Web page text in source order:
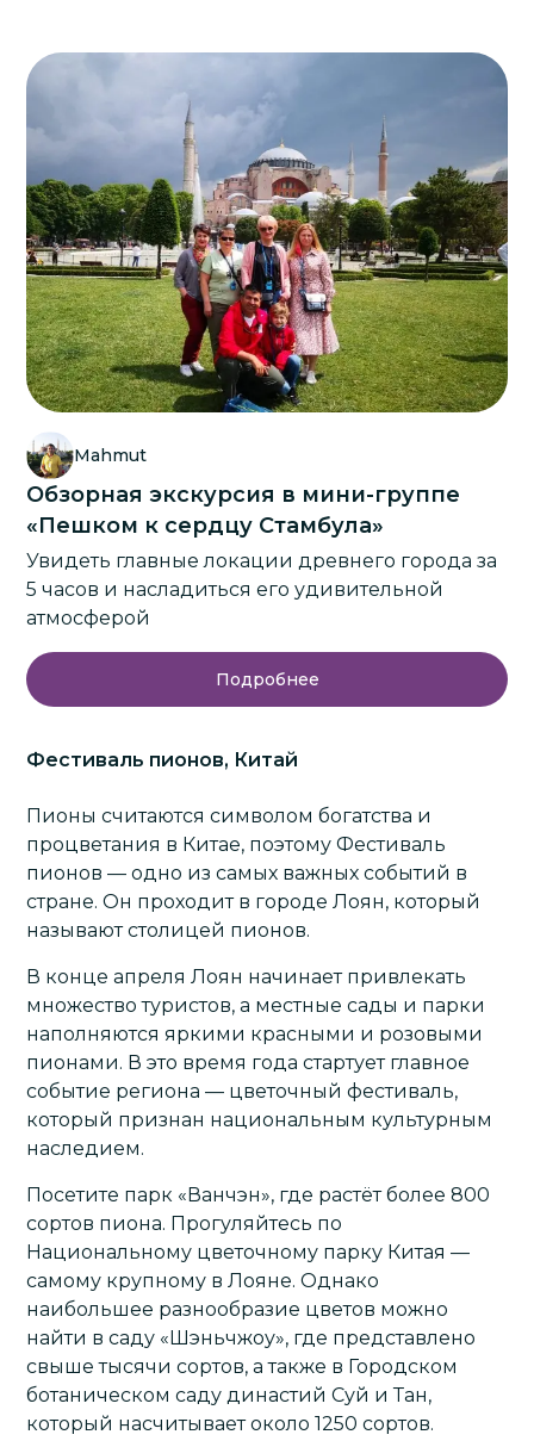
Mahmut
Обзорная экскурсия в мини-группе
«Пешком к сердцу Стамбула»
Увидеть главные локации древнего города за
5 часов и насладиться его удивительной
атмосферой
Подробнее
Фестиваль пионов, Китай
Пионы считаются символом богатства и
процветания в Китае, поэтому Фестиваль
пионов — одно из самых важных событий в
стране. Он проходит в городеЛоян, который
называют столицей пионов.
В конце апреля Лоян начинает привлекать
множество туристов, а местные сады и парки
наполняются яркими красными и розовыми
пионами. В это время года стартует главное
событие региона — цветочный фестиваль,
который признан национальным культурным
наследием.
Посетите парк «Ванчэн», где растёт более 800
сортов пиона. Прогуляйтесь по
Национальному цветочному парку Китая —
самому крупному в Лояне. Однако
наибольшее разнообразие цветов можно
найти в саду «Шэньчжоу», где представлено
свыше тысячи сортов, а также в Городском
ботаническом саду династий Суй и Тан,
который насчитывает около 1250 сортов.